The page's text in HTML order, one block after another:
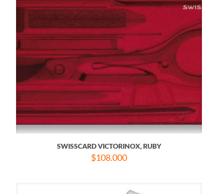
SWISSCARD VICTORINOX, RUBY
$108.000